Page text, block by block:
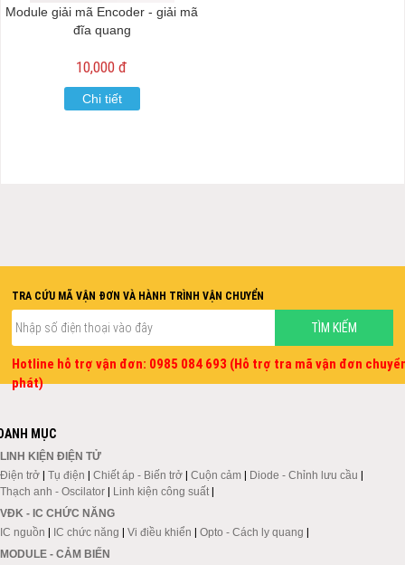
Module giải mã Encoder - giải mã
đĩa quang
10,000 đ
Chi tiết
TRA CỨU MÃ VẬN ĐƠN VÀ HÀNH TRÌNH VẬN CHUYỂN
Hotline hỗ trợ vận đơn: 0985 084 693 (Hỗ trợ tra mã vận đơn
phát)
MỤC
LINH KIỆN ĐIỆN TỬ
Điện trở | Tụ điện | Chiết áp - Biến trở | Cuộn cảm | Diode - Chỉnh lưu cầu |
Thạch anh - Oscilator | Linh kiện công suất |
VĐK - IC CHỨC NĂNG
IC nguồn | IC chức năng | Vi điều khiển | Opto - Cách ly quang |
MODULE - CẢM BIẾN